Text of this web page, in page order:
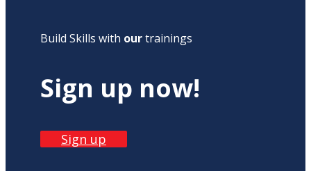
Build Skills with ourtrainings
Sign up now!
Sign up